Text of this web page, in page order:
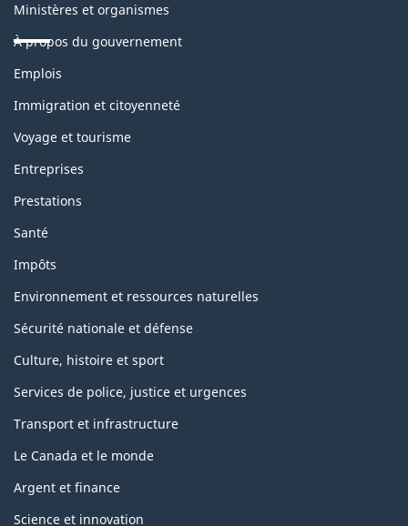
Ministères et organismes
À propos du gouvernement
Thèmes
sujets
Emplois
Immigration et citoyenneté
Voyage et tourisme
Entreprises
Prestations
Santé
Impôts
Environnement et ressources naturelles
Sécurité nationale et défense
Culture, histoire et sport
Services de police, justice et urgences
Transport et infrastructure
Le Canada et le monde
Argent et finance
Science et innovation